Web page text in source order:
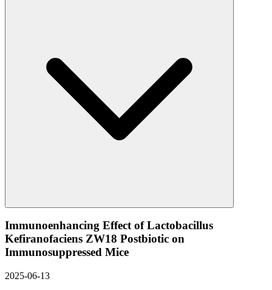
Immunoenhancing Effect of Lactobacillus
Kefiranofaciens ZW18 Postbiotic on
Immunosuppressed Mice
2025-06-13